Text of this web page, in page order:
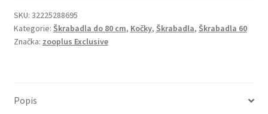
N&D Farmina pro kočky — Italské holistic krmivo
Odpočívadla pro kočky
Purizon pro kočky
SKU: 32225288695
Kategorie: Škrabadla do 80 cm, Kočky, Škrabadla, Škrabadla 60
Značka: zooplus Exclusive
Popis